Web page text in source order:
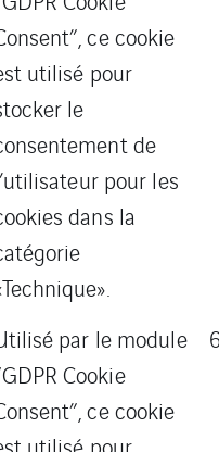
ce cookie
utilisé pour
le
de
pour les
dans la
par le module
Cookie
ce cookie